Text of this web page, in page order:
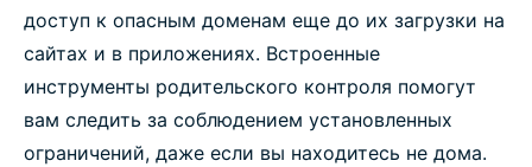
доступ к опасным доменам еще до их загрузки на
сайтах и в приложениях. Встроенные
инструменты родительского контроля помогут
вам следить за соблюдением установленных
ограничений, даже если вы находитесь не дома.